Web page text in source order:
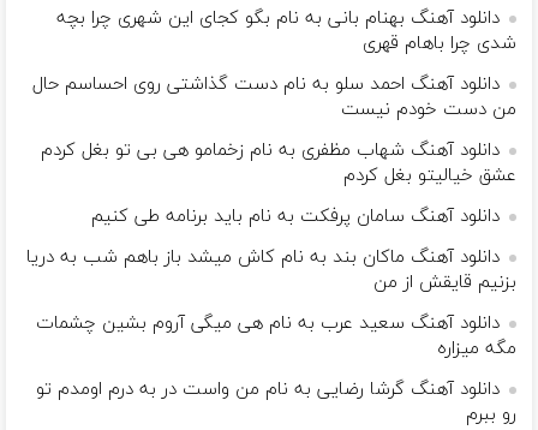
دانلود آهنگ بهنام بانی به نام بگو کجای این شهری چرا بچه
شدی چرا باهام قهری
دانلود آهنگ احمد سلو به نام دست گذاشتی روی احساسم حال
من دست خودم نیست
دانلود آهنگ شهاب مظفری به نام زﺧﻤﺎﻣﻮ ﻫﻰ ﺑﻰ ﺗﻮ ﺑﻐﻞ ﻛﺮدم
ﻋﺸﻖ ﺧﻴﺎﻟﻴﺘﻮ ﺑﻐﻞ ﻛﺮدم
دانلود آهنگ سامان پرفکت به نام باید برنامه طی کنیم
دانلود آهنگ ماکان بند به نام کاش میشد باز باهم شب به دریا
بزنیم قایقش از من
دانلود آهنگ سعید عرب به نام هی میگی آروم بشین چشمات
مگه میزاره
دانلود آهنگ گرشا رضایی به نام من واست در‌ به‌ درم اومدم تو
رو ببرم